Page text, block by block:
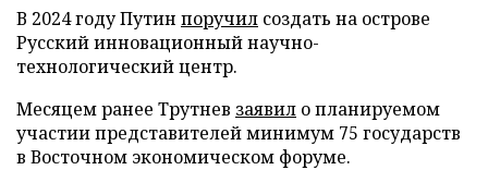
В 2024 году Путин поручил создать на острове
Русский инновационный научно-
технологический центр.
Месяцем ранее Трутнев заявил о планируемом
участии представителей минимум 75 государств
в Восточном экономическом форуме.